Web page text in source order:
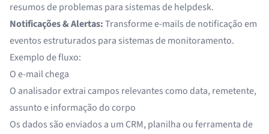
resumos de problemas para sistemas de helpdesk.
Notificações & Alertas:Transforme e-mails de notificação em
eventos estruturados para sistemas de monitoramento.
Exemplo de fluxo:
O e-mail chega
O analisador extrai campos relevantes como data, remetente,
assunto e informação do corpo
Os dados são enviados a um CRM, planilha ou ferramenta de